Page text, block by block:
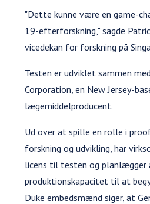
"Dette kunne være en game-
19-efterforskning," sagde
vicedekan for forskning på
Testen er udviklet sammen
Corporation, en New Jersey-
lægemiddelproducent.
Ud over at spille en rolle i
forskning og udvikling, har
licens til testen og planlægger
produktionskapacitet til at
Duke embedsmænd siger, at